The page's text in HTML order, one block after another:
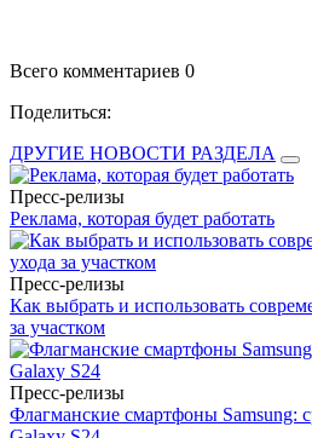
Всего комментариев 0
Поделиться:
ДРУГИЕ НОВОСТИ РАЗДЕЛА
Пресс-релизы
Реклама, которая будет работать
Пресс-релизы
Как выбрать и использовать
за участком
Пресс-релизы
Флагманские смартфоны Samsung: